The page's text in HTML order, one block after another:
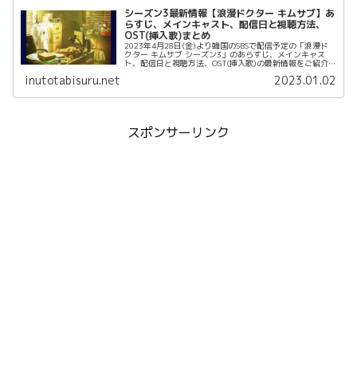
シーズン3最新情報【浪漫ドクター キムサブ】あ
らすじ、メインキャスト、配信日と視聴方法、
OST(挿入歌)まとめ
2023年4月28日(金)より韓国のSBSで配信予定の「浪漫ド
クター キムサブ シーズン3」のあらすじ、メインキャス
ト、配信日と視聴方法、OST(挿入歌)の最新情報をご紹介
inutotabisuru.net 2023.01.02
スポンサーリンク